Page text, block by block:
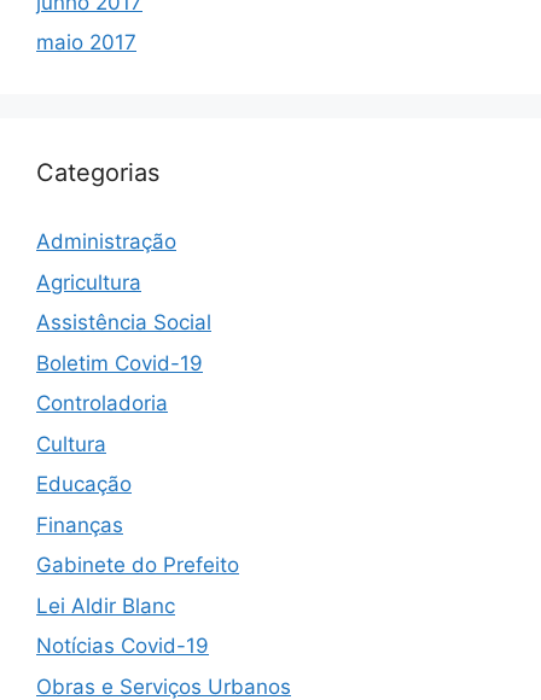
maio 2017
Categorias
Administração
Agricultura
Assistência Social
Boletim Covid-19
Controladoria
Cultura
Educação
Finanças
Gabinete do Prefeito
Lei Aldir Blanc
Notícias Covid-19
Obras e Serviços Urbanos